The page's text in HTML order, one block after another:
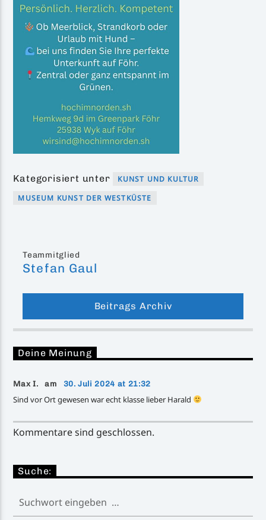
Kategorisiert unter
KUNST UND KULTUR
MUSEUM KUNST DER WESTKÜSTE
Teammitglied
Stefan Gaul
Beitrags Archiv
Deine Meinung
Max I. am 30. Juli 2024 at 21:32
Sind vor Ort gewesen war echt klasse lieber Harald
Kommentare sind geschlossen.
Suche: